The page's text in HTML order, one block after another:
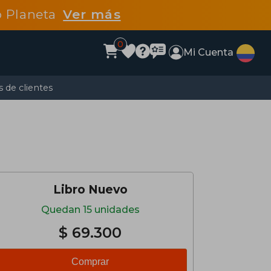
PlanetaVer más
0
Mi Cuenta
de clientes
Libro Nuevo
Quedan 15 unidades
$ 69.300
Comprar